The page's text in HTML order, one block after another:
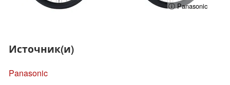
ⓘ Panasonic
Источник(и)
Panasonic